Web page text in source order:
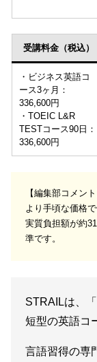
受講料金（税込）
・ビジネス英語コ
ース3ヶ月：
336,600円
・TOEIC L&R
TESTコース90日：
336,600円
【編集部コメン
より手頃な価格
実質負担額が約
準です。
STRAILは、
短型の英語コ
言語習得の専